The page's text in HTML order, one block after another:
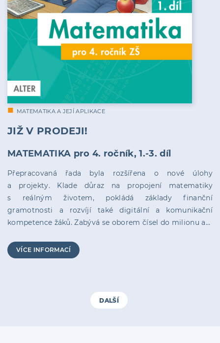
MATEMATIKA A JEJÍ APLIKACE
JIŽ V PRODEJI!
MATEMATIKA pro 4. ročník, 1.-3. díl
Přepracovaná řada byla rozšířena o nové úlohy
a projekty. Klade důraz na propojení matematiky
s reálným životem, pokládá základy finanční
gramotnosti a rozvíjí také digitální a komunikační
kompetence žáků. Zabývá se oborem čísel do milionu a…
VÍCE INFORMACÍ
DALŠÍ